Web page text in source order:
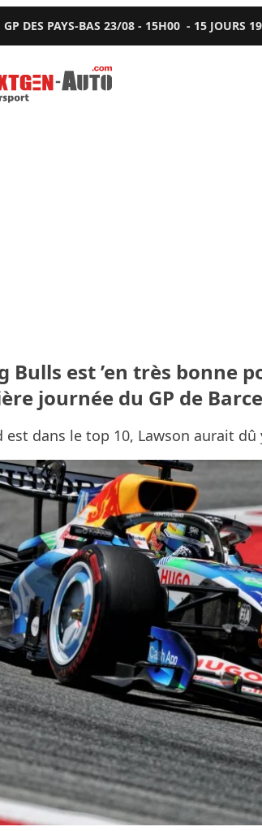
GP DES PAYS-BAS 23/08 - 15H00 - 15 JOURS 19
Auto.com
Bulls est ’en très bonne
journée du GP de
est dans le top 10, Lawson aurait dû